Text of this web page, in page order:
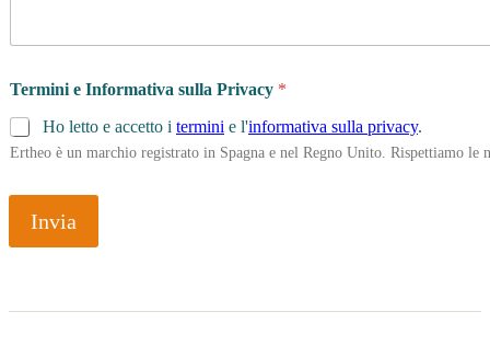
Termini e Informativa sulla Privacy *
Ho letto e accetto i termini e l'informativa sulla privacy.
Ertheo è un marchio registrato in Spagna e nel Regno Unito. Rispettiamo
Invia